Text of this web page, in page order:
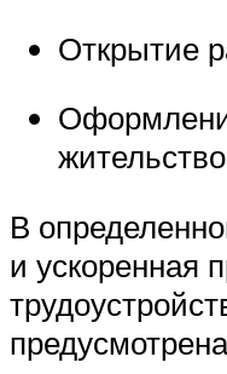
Открытие
В
и ускоренная